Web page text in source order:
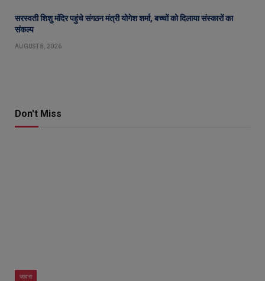
सरस्वती शिशु मंदिर पहुंचे संगठन मंत्री योगेश शर्मा, बच्चों को दिलाया संस्कारों का
संकल्प
AUGUST 8, 2026
Don't Miss
जावरा